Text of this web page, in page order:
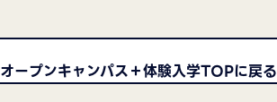
オープンキャンパス＋体験入学TOPに戻る